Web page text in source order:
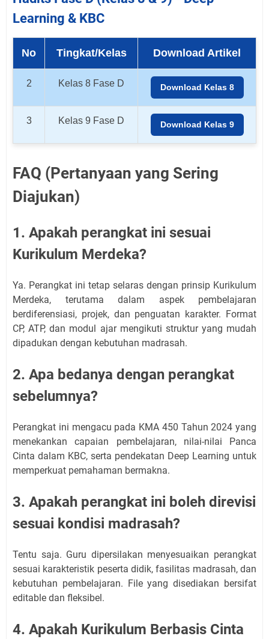
Learning & KBC
No Tingkat/Kelas Download Artikel
2 Kelas 8 Fase D Download Kelas 8
3 Kelas 9 Fase D Download Kelas 9
FAQ (Pertanyaan yang Sering
Diajukan)
1. Apakah perangkat ini sesuai
Kurikulum Merdeka?
Ya. Perangkat ini tetap selaras dengan prinsip Kurikulum
Merdeka, terutama dalam aspek pembelajaran
berdiferensiasi, projek, dan penguatan karakter. Format
CP, ATP, dan modul ajar mengikuti struktur yang mudah
dipadukan dengan kebutuhan madrasah.
2. Apa bedanya dengan perangkat
sebelumnya?
Perangkat ini mengacu pada KMA 450 Tahun 2024 yang
menekankan capaian pembelajaran, nilai-nilai Panca
Cinta dalam KBC, serta pendekatan Deep Learning untuk
memperkuat pemahaman bermakna.
3. Apakah perangkat ini boleh direvisi
sesuai kondisi madrasah?
Tentu saja. Guru dipersilakan menyesuaikan perangkat
sesuai karakteristik peserta didik, fasilitas madrasah, dan
kebutuhan pembelajaran. File yang disediakan bersifat
editable dan fleksibel.
4. Apakah Kurikulum Berbasis Cinta